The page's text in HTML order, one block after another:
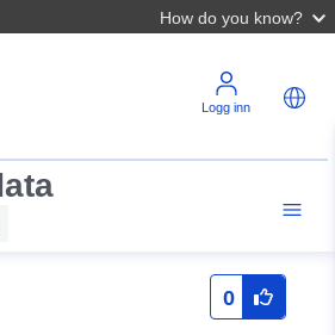
How do you know?
Logg inn
0